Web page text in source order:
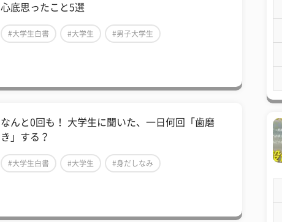
心底思ったこと5選
#大学生白書 #大学生 #男子大学生
なんと0回も！ 大学生に聞いた、一日何回「歯磨
き」する？
#大学生白書 #大学生 #身だしなみ